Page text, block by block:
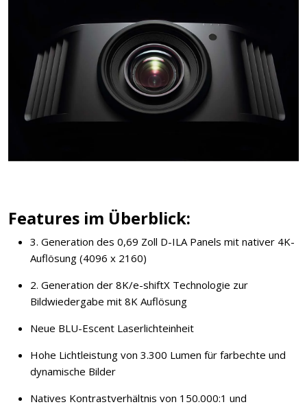
Features im Überblick:
3. Generation des 0,69 Zoll D-ILA Panels mit nativer 4K-
Auflösung (4096 x 2160)
2. Generation der 8K/e-shiftX Technologie zur
Bildwiedergabe mit 8K Auflösung
Neue BLU-Escent Laserlichteinheit
Hohe Lichtleistung von 3.300 Lumen für farbechte und
dynamische Bilder
Natives Kontrastverhältnis von 150.000:1 und